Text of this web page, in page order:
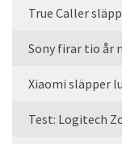
True Caller
Sony firar tio år
Xiaomi släpper
Test: Logitech